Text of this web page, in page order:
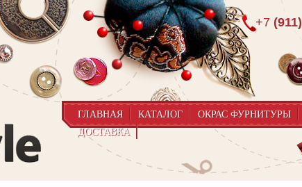
+7 (911)
ГЛАВНАЯ КАТАЛОГ ОКРАС ФУРНИТУРЫ
ДОСТАВКА